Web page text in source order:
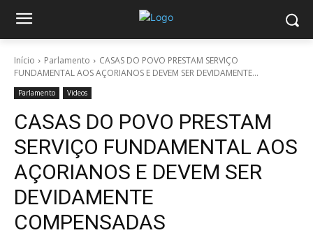
Início Parlamento
CASAS DO POVO PRESTAM SERVIÇO
FUNDAMENTAL AOS AÇORIANOS E DEVEM SER DEVIDAMENTE...
Parlamento Videos
CASAS DO POVO PRESTAM
SERVIÇO FUNDAMENTAL AOS
AÇORIANOS E DEVEM SER
DEVIDAMENTE
COMPENSADAS